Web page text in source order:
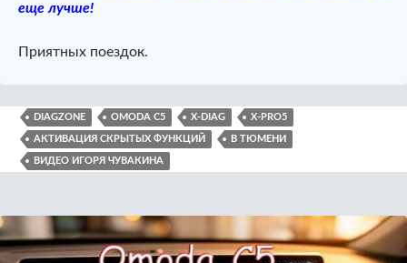
еще лучше!
Приятных поездок.
DIAGZONE OMODA C5 X-DIAG X-PRO5
АКТИВАЦИЯ СКРЫТЫХ ФУНКЦИЙ В ТЮМЕНИ
ВИДЕО ИГОРЯ ЧУВАКИНА